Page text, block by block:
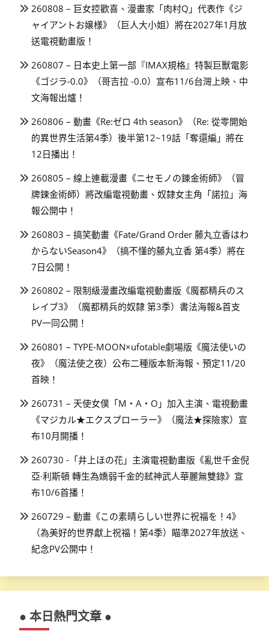
260808 – 巨女控歡喜、漫畫家「肉村Q」代表作《ジ
ャイアントお嬢様》（巨人大小姐）將在2027年1月放
送電視動畫版！
260807 – 日本史上第一部『IMAX規格』特製巨獸電影
《ゴジラ-0.0》（哥吉拉 -0.0）宣布11/6台灣上映、中
文海報出爐！
260806 – 動畫《Re:ゼロ 4th season》（Re: 從零開始
的異世界生活第4季）後半第12~19話「奪還編」將在
12日播出！
260805 – 線上連載漫畫《ニセモノの錬金術師》（冒
牌鍊金術師）將改編電視動畫、奴隸女主角「諾拉」海
報公開中！
260803 – 搞笑動畫《Fate/Grand Order 藤丸立香はわ
からないSeason4》（搞不懂的藤丸立香 第4季）將在
7日公開！
260802 – 限制級漫畫改編電視動畫版《魔都精兵のス
レイブ3》（魔都精兵的奴隸 第3季）書法海報&首支
PV一同公開！
260801 – TYPE-MOON×ufotable劇場版《魔法使いの
夜》（魔法使之夜）公布二種版本新海報、預定11/20
首映！
260731 – 天使女僕「M・A・O」加入主演、電視動畫
《マジカル★エクスプローラー》（魔法★探險家）宣
布10月開播！
260730 -「井上ほの花」主演電視動畫版《亂世千金倪
亞·利斯頓 轉生為嬌弱千金的弒神武人華麗無雙錄》宣
布10/6首播！
260729 – 動畫《この素晴らしい世界に祝福を！4》
（為美好的世界獻上祝福！第4季）瞄準2027年放送、
紀念PV公開中！
● 本日熱門文章 ●